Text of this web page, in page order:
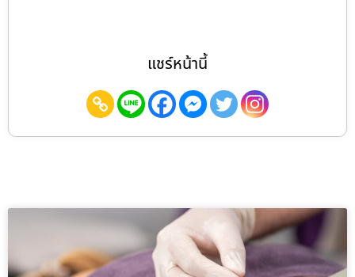
แชร์หน้านี้